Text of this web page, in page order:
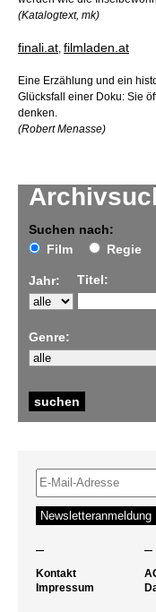
Suchen nach:
Film
Regie
Jahr: Titel:
Genre:
(Katalogtext, mk)
finali.at, filmladen.at
Eine Erzählung und ein
Glücksfall einer Doku: Sie
denken.
(Robert Menasse)
– –
Kontakt
Impressum